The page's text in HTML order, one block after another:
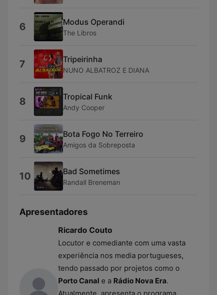
6 Modus Operandi
The Libros
7 Tripeirinha
NUNO ALBATROZ E DIANA
8 Tropical Funk
Andy Cooper
9 Bota Fogo No Terreiro
Amigos da Sobreposta
10 Bad Sometimes
Randall Breneman
Apresentadores
Ricardo Couto
Locutor e comediante com uma vasta
experiência nos media portugueses,
tendo passado por projetos como o
Porto Canal e a Rádio Nova Era.